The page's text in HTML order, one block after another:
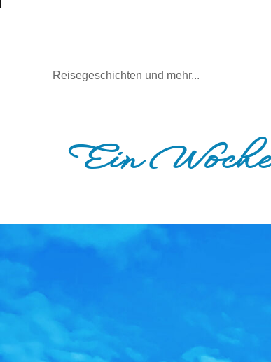
Reisegeschichten und mehr...
Ein